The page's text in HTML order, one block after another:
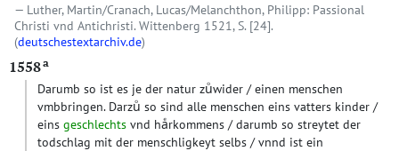
Luther, Martin/Cranach, Lucas/Melanchthon, Philipp: Passional
Christi vnd Antichristi. Wittenberg 1521, S. [24].
(deutschestextarchiv.de)
1558a
Darumb so ist es je der natur zuͦwider / einen menschen
vmbbringen. Darzuͦ so sind alle menschen eins vatters kinder /
eins geschlechts vnd haͤrkommens / darumb so streytet der
todschlag mit der menschligkeyt selbs / vnnd ist ein